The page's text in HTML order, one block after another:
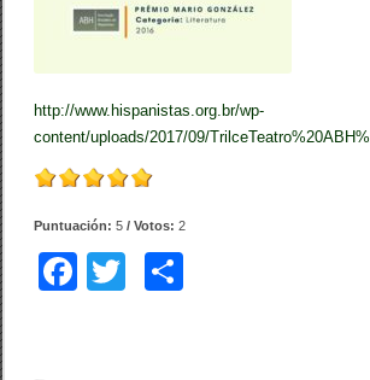
http://www.hispanistas.org.br/wp-
content/uploads/2017/09/
Puntuación:5 / Votos:2
F